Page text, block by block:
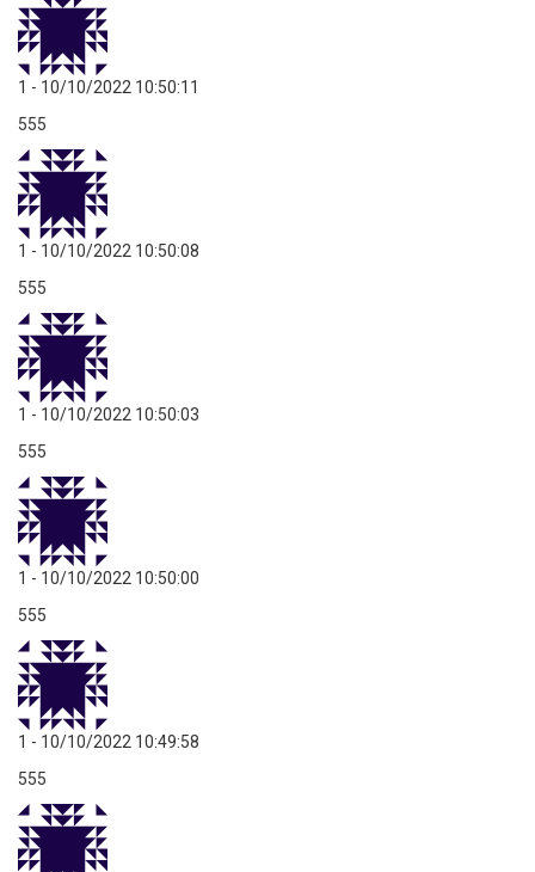
1 - 10/10/2022 10:50:11
555
1 - 10/10/2022 10:50:08
555
1 - 10/10/2022 10:50:03
555
1 - 10/10/2022 10:50:00
555
1 - 10/10/2022 10:49:58
555